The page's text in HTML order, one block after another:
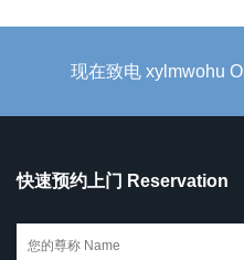
现在致电 xylmwohu
快速预约上门 Reservation